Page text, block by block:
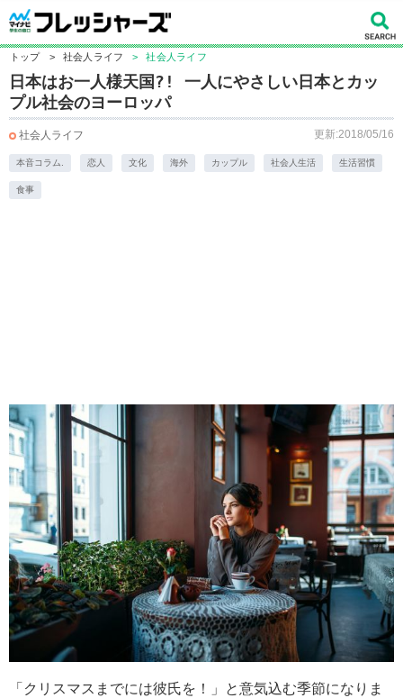
トップ > 社会人ライフ > 社会人ライフ
日本はお一人様天国?! 一人にやさしい日本とカッ
プル社会のヨーロッパ
社会人ライフ 更新:2018/05/16
本音コラム. 恋人 文化 海外 カップル 社会人生活 生活習慣
食事
「クリスマスまでには彼氏を！」と意気込む季節になりま